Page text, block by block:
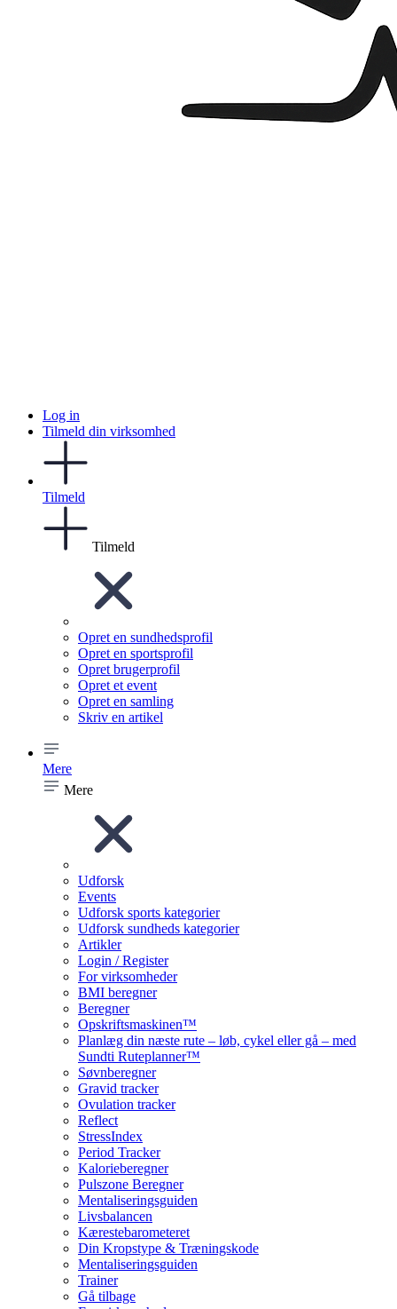
Log in
Tilmeld din virksomhed
Tilmeld
Tilmeld
Opret en sundhedsprofil
Opret en sportsprofil
Opret brugerprofil
Opret et event
Opret en samling
Skriv en artikel
Mere
Mere
Udforsk
Events
Udforsk sports kategorier
Udforsk sundheds kategorier
Artikler
Login / Register
For virksomheder
BMI beregner
Beregner
Opskriftsmaskinen™
Planlæg din næste rute – løb, cykel eller gå – med
Sundti Ruteplanner™
Søvnberegner
Gravid tracker
Ovulation tracker
Reflect
StressIndex
Period Tracker
Kalorieberegner
Pulszone Beregner
Mentaliseringsguiden
Livsbalancen
Kærestebarometeret
Din Kropstype & Træningskode
Mentaliseringsguiden
Trainer
Gå tilbage